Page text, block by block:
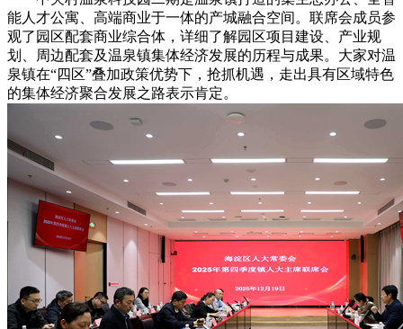
能人才公寓、高端商业于一体的产城融合空间。联席会成员参
观了园区配套商业综合体，详细了解园区项目建设、产业规
划、周边配套及温泉镇集体经济发展的历程与成果。大家对温
泉镇在“四区”叠加政策优势下，抢抓机遇，走出具有区域特色
的集体经济聚合发展之路表示肯定。